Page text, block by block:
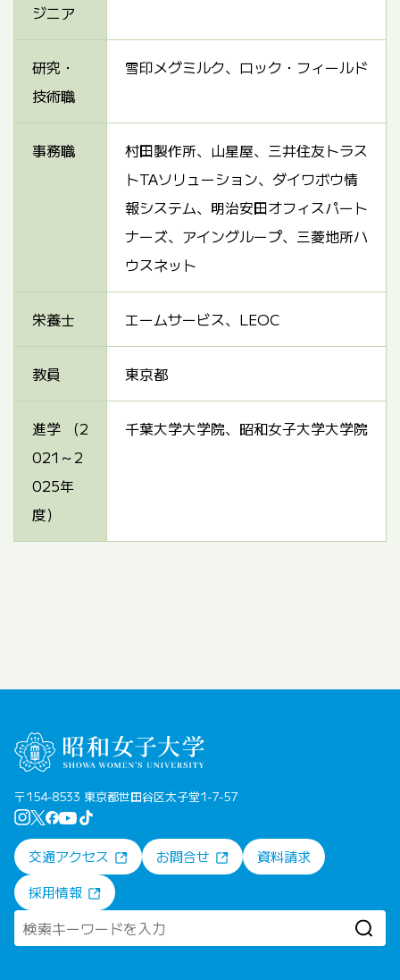
ジニア
研究・
技術職
雪印メグミルク、ロック・フィールド
事務職
村田製作所、山星屋、三井住友トラス
トTAソリューション、ダイワボウ情
報システム、明治安田オフィスパート
ナーズ、アイングループ、三菱地所ハ
ウスネット
栄養士 エームサービス、LEOC
教員 東京都
進学 （2
021～2
025年
度）
千葉大学大学院、昭和女子大学大学院
〒154-8533 東京都世田谷区太子堂1-7-57
交通アクセス お問合せ
資料請求
採用情報